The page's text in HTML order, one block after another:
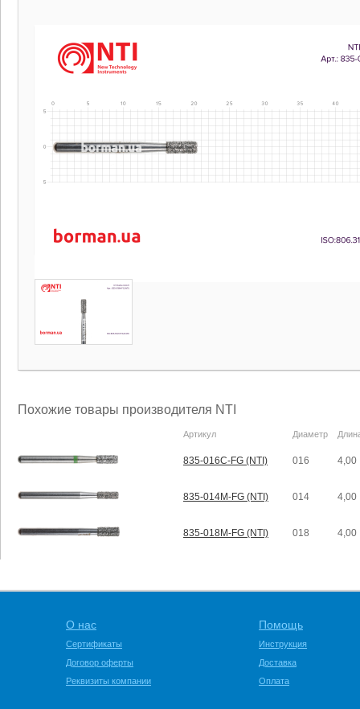
Похожие товары производителя NTI
Артикул Диаметр
835-016C-FG (NTI) 016 4,00
835-014M-FG (NTI) 014 4,00
835-018M-FG (NTI) 018 4,00
О нас
Сертификаты
Договор оферты
Реквизиты компании
Помощь
Инструкция
Доставка
Оплата